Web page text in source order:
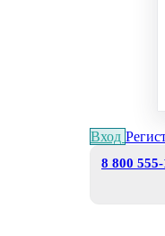
Вход
8 800 555-